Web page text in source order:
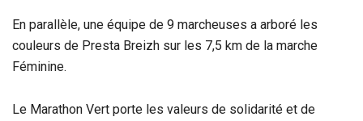
En parallèle, une équipe de 9 marcheuses a arboré les
couleurs de Presta Breizh sur les 7,5 km de la marche
Féminine.
Le Marathon Vert porte les valeurs de solidarité et de